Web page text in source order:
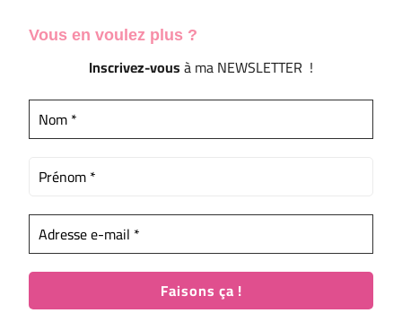
Vous en voulez plus ?
Inscrivez-vousà ma NEWSLETTER !